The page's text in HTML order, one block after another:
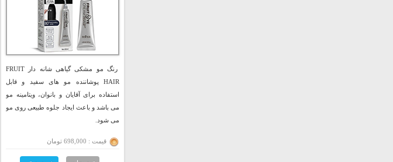
رنگ مو مشکی گیاهی شانه دار FRUIT
HAIR پوشاننده مو های سفید و قابل
استفاده برای آقایان و بانوان، ویتامینه مو
می باشد و باعث ایجاد جلوه طبیعی روی مو
می شود.
قیمت : 698,000 تومان